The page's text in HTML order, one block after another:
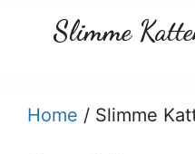
Slimme
Home / Slimme